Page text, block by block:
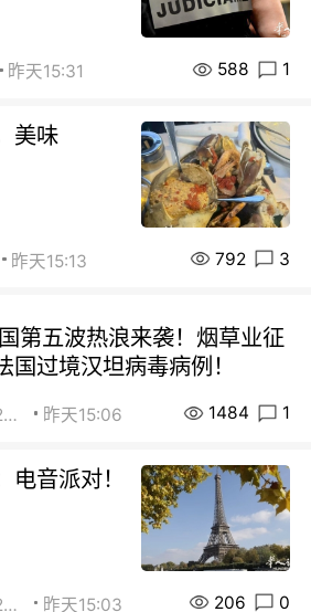
昨天15:31 588 1
美味
昨天15:13 792 3
第五波热浪来袭！烟草业征
国过境汉坦病毒病例！
长乐未央2015 昨天15:06 1484 1
音派对！
长乐未央2015 昨天15:03 206 0